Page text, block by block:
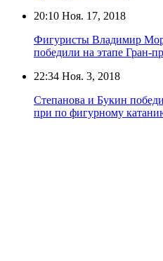
20:10 Ноя. 17, 2018
Фигуристы Владимир
победили на этапе Гран-
22:34 Ноя. 3, 2018
Степанова и Букин
при по фигурному